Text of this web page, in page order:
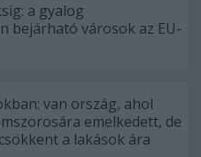
a gyalog
bejárható városok az EU-
van ország, ahol
emelkedett, de
a lakások ára